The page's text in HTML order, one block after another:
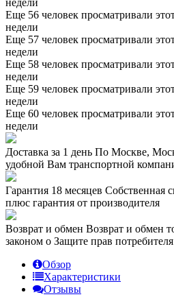
Еще 56 человек просматривали
недели
Еще 57 человек просматривали
недели
Еще 58 человек просматривали
недели
Еще 59 человек просматривали
недели
Еще 60 человек просматривали
недели
Доставка за 1 день По Москве,
удобной Вам транспортной
Гарантия 18 месяцев Собственная
плюс гарантия от производителя
Возврат и обмен Возврат и обмен
законом о Защите прав потребителя
Обзор
Характеристики
Отзывы